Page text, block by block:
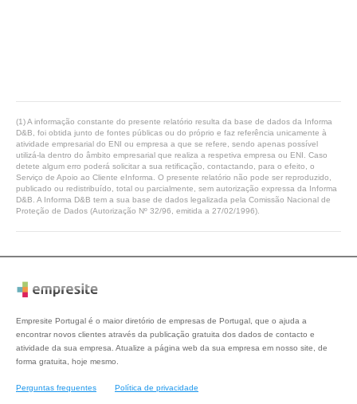
(1) A informação constante do presente relatório resulta da base de dados da Informa
D&B, foi obtida junto de fontes públicas ou do próprio e faz referência unicamente à
atividade empresarial do ENI ou empresa a que se refere, sendo apenas possível
utilizá-la dentro do âmbito empresarial que realiza a respetiva empresa ou ENI. Caso
detete algum erro poderá solicitar a sua retificação, contactando, para o efeito, o
Serviço de Apoio ao Cliente eInforma. O presente relatório não pode ser reproduzido,
publicado ou redistribuído, total ou parcialmente, sem autorização expressa da Informa
D&B. A Informa D&B tem a sua base de dados legalizada pela Comissão Nacional de
Proteção de Dados (Autorização Nº 32/96, emitida a 27/02/1996).
Empresite Portugal é o maior diretório de empresas de Portugal, que o ajuda a
encontrar novos clientes através da publicação gratuita dos dados de contacto e
atividade da sua empresa. Atualize a página web da sua empresa em nosso site, de
forma gratuita, hoje mesmo.
Perguntas frequentes Política de privacidade